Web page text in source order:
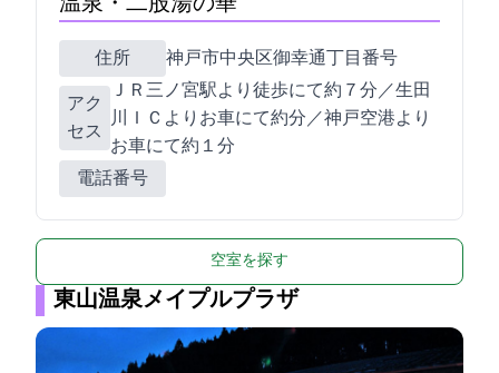
住所 神戸市中央区御幸通4丁目1番22号
アク
セス
ＪＲ三ノ宮駅より徒歩にて約７分／生田
川ＩＣよりお車にて約6分／神戸空港より
お車にて約１8分
電話番号
空室を探す
東山温泉メイプルプラザ